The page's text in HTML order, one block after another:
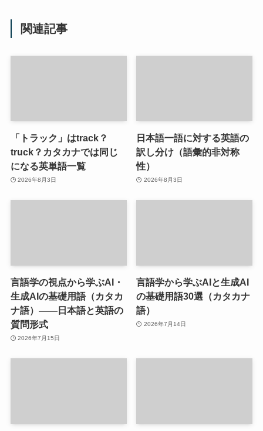
関連記事
「トラック」はtrack？
truck？カタカナでは同じ
になる英単語一覧
2026年8月3日
日本語一語に対する英語の
訳し分け（語彙的非対称
性）
2026年8月3日
言語学の視点から学ぶAI・
生成AIの基礎用語（カタカ
ナ語）――日本語と英語の
質問形式
2026年7月15日
言語学から学ぶAIと生成AI
の基礎用語30選（カタカナ
語）
2026年7月14日